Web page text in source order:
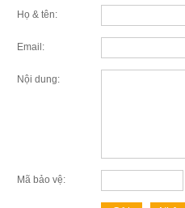
Họ & tên:
Email:
Nội dung:
Mã bảo vệ: